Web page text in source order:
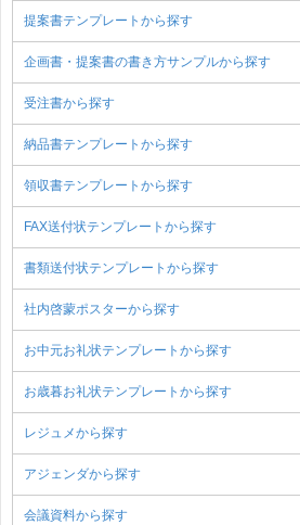
提案書テンプレートから探す
企画書・提案書の書き方サンプルから探す
受注書から探す
納品書テンプレートから探す
領収書テンプレートから探す
FAX送付状テンプレートから探す
書類送付状テンプレートから探す
社内啓蒙ポスターから探す
お中元お礼状テンプレートから探す
お歳暮お礼状テンプレートから探す
レジュメから探す
アジェンダから探す
会議資料から探す